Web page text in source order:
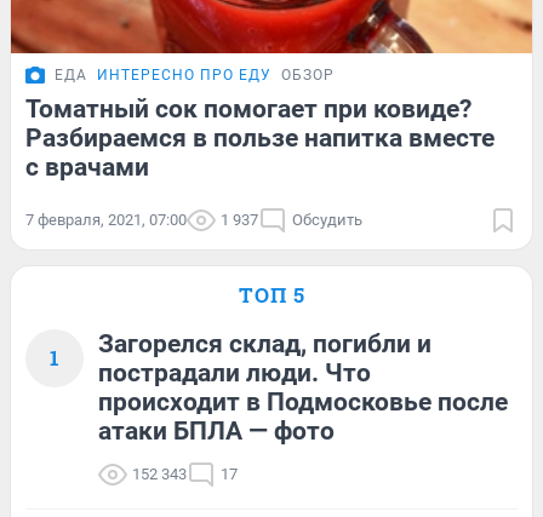
ЕДА ИНТЕРЕСНО ПРО ЕДУ ОБЗОР
Томатный сок помогает при ковиде?
Разбираемся в пользе напитка вместе
с врачами
7 февраля, 2021, 07:00 1 937 Обсудить
ТОП 5
1
Загорелся склад, погибли и
пострадали люди. Что
происходит в Подмосковье после
атаки БПЛА — фото
152 343 17